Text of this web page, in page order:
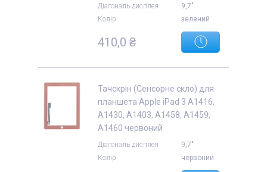
Діагональ дисплея
9,7"
Колір
зелений
410,0 ₴
Тачскрін (Сенсорне скло) для
планшета Apple iPad 3 A1416,
A1430, A1403, A1458, A1459,
A1460 червоний
Діагональ дисплея
9,7"
Колір
червоний